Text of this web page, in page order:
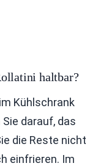
haltbar?
Kühlschrank
darauf, das
die Reste nicht
einfrieren. Im